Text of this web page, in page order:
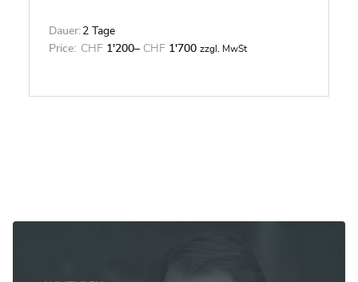
realisierbar sind.
Dauer: 2 Tage
Price: CHF 1'200– CHF 1'700 zzgl. MwSt